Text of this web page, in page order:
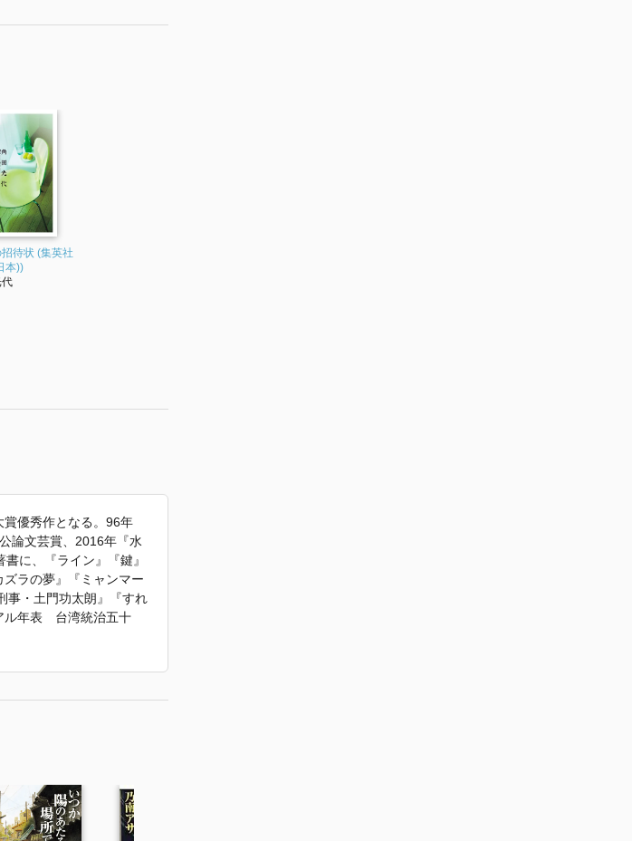
待状 (集英社
本))
優秀作となる。96年
論文芸賞、2016年『水
に、『ライン』『鍵』
ズラの夢』『ミャンマー
事・土門功太朗』『すれ
ル年表 台湾統治五十
用しています。」